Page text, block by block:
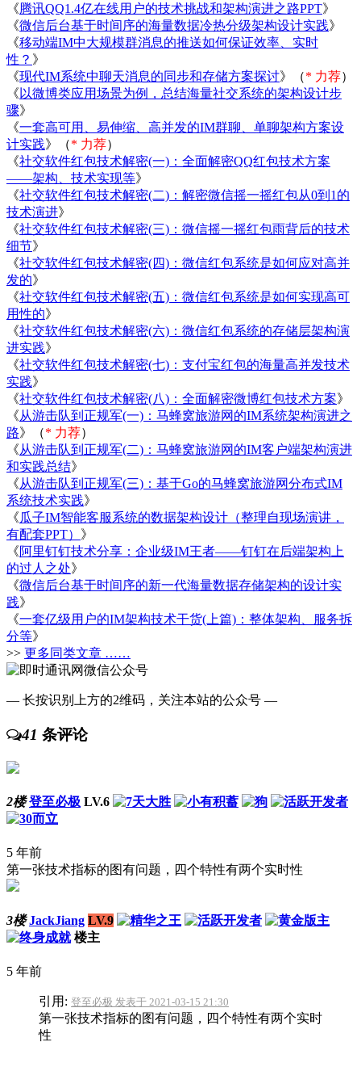
《腾讯QQ1.4亿在线用户的技术挑战和架构演进之路PPT》
《微信后台基于时间序的海量数据冷热分级架构设计实践》
《移动端IM中大规模群消息的推送如何保证效率、实时
性？ 》
《现代IM系统中聊天消息的同步和存储方案探讨》（* 力荐）
《以微博类应用场景为例，总结海量社交系统的架构设计步
骤》
《一套高可用、易伸缩、高并发的IM群聊、单聊架构方案设
计实践》（* 力荐）
《社交软件红包技术解密(一)：全面解密QQ红包技术方案
——架构、技术实现等》
《社交软件红包技术解密(二)：解密微信摇一摇红包从0到1的
技术演进》
《社交软件红包技术解密(三)：微信摇一摇红包雨背后的技术
细节》
《社交软件红包技术解密(四)：微信红包系统是如何应对高并
发的》
《社交软件红包技术解密(五)：微信红包系统是如何实现高可
用性的》
《社交软件红包技术解密(六)：微信红包系统的存储层架构演
进实践》
《社交软件红包技术解密(七)：支付宝红包的海量高并发技术
实践》
《社交软件红包技术解密(八)：全面解密微博红包技术方案》
《从游击队到正规军(一)：马蜂窝旅游网的IM系统架构演进之
路》（* 力荐）
《从游击队到正规军(二)：马蜂窝旅游网的IM客户端架构演进
和实践总结》
《从游击队到正规军(三)：基于Go的马蜂窝旅游网分布式IM
系统技术实践》
《瓜子IM智能客服系统的数据架构设计（整理自现场演讲，
有配套PPT） 》
《阿里钉钉技术分享：企业级IM王者——钉钉在后端架构上
的过人之处》
《微信后台基于时间序的新一代海量数据存储架构的设计实
践》
《一套亿级用户的IM架构技术干货(上篇)：整体架构、服务拆
分等》
>> 更多同类文章 ……
— 长按识别上方的2维码，关注本站的公众号 —
41 条评论
2楼 登至必极 LV.6
5 年前
第一张技术指标的图有问题，四个特性有两个实时性
3楼 JackJiang LV.9
楼主
5 年前
引用: 登至必极 发表于 2021-03-15 21:30
第一张技术指标的图有问题，四个特性有两个实时
性